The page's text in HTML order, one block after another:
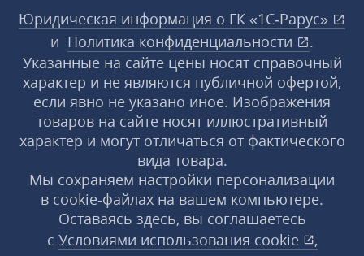
Юридическая информация о ГК «1С‑Рарус»
и Политика конфиденциальности
.
Указанные на сайте цены носят справочный
характер и не являются публичной офертой,
если явно не указано иное. Изображения
товаров на сайте носят иллюстративный
характер и могут отличаться от фактического
вида товара.
Мы сохраняем настройки персонализации
в cookie‑файлах на вашем компьютере.
Оставаясь здесь, вы соглашаетесь
с Условиями использования cookie
,